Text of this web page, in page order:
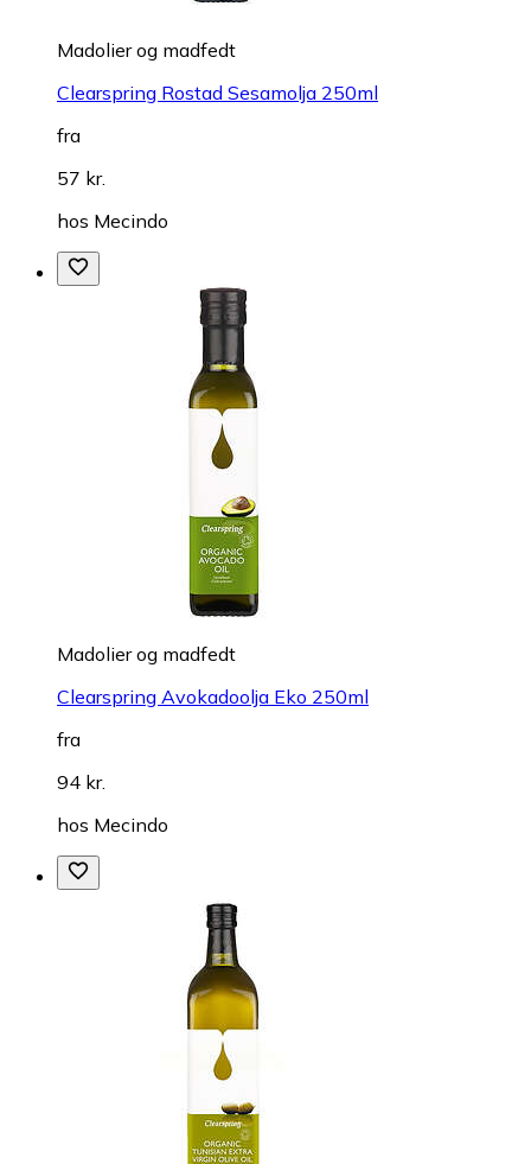
Madolier og madfedt
Clearspring Rostad Sesamolja 250ml
fra
57 kr.
hos Mecindo
Madolier og madfedt
Clearspring Avokadoolja Eko 250ml
fra
94 kr.
hos Mecindo